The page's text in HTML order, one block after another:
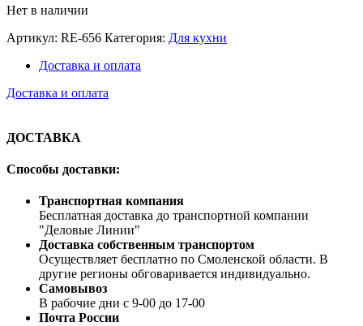
Нет в наличии
Артикул: RE-656 Категория: Для кухни
Доставка и оплата
Доставка и оплата
ДОСТАВКА
Способы доставки:
Транспортная компания
Бесплатная доставка до транспортной компании
"Деловые Линии"
Доставка собственным транспортом
Осуществляет бесплатно по Смоленской области. В
другие регионы обговаривается индивидуально.
Самовывоз
В рабочие дни с 9-00 до 17-00
Почта России